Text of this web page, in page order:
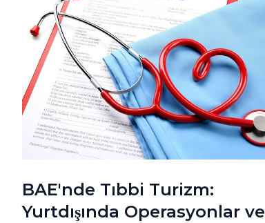
BAE'nde Tıbbi Turizm:
Yurtdışında Operasyonlar ve